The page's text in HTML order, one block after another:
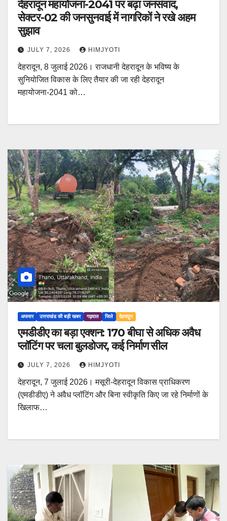
देहरादून महायोजना-2041 पर बढ़ा जनसंवाद,
सेक्टर-02 की जनसुनवाई में नागरिकों ने रखे अहम
सुझाव
JULY 7, 2026 HIMJYOTI
देहरादून, 8 जुलाई 2026। राजधानी देहरादून के भविष्य के
सुनियोजित विकास के लिए तैयार की जा रही देहरादून
महायोजना-2041 को…
अफसर उत्तराखंड की बड़ी खबर गढ़वाल जिले देहरादून
एमडीडीए का बड़ा एक्शन: 170 बीघा से अधिक अवैध
प्लॉटिंग पर चला बुलडोजर, कई निर्माण सील
JULY 7, 2026 HIMJYOTI
देहरादून, 7 जुलाई 2026। मसूरी-देहरादून विकास प्राधिकरण
(एमडीडीए) ने अवैध प्लॉटिंग और बिना स्वीकृति किए जा रहे निर्माणों के
खिलाफ…